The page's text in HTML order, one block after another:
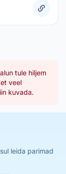
tule hiljem
veel
kuvada.
leida parimad